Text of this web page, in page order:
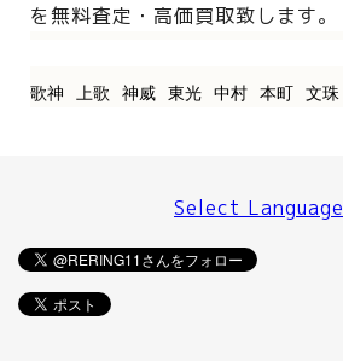
を無料査定・高価買取致します。
歌神 上歌 神威 東光 中村 本町 文珠
Select Language